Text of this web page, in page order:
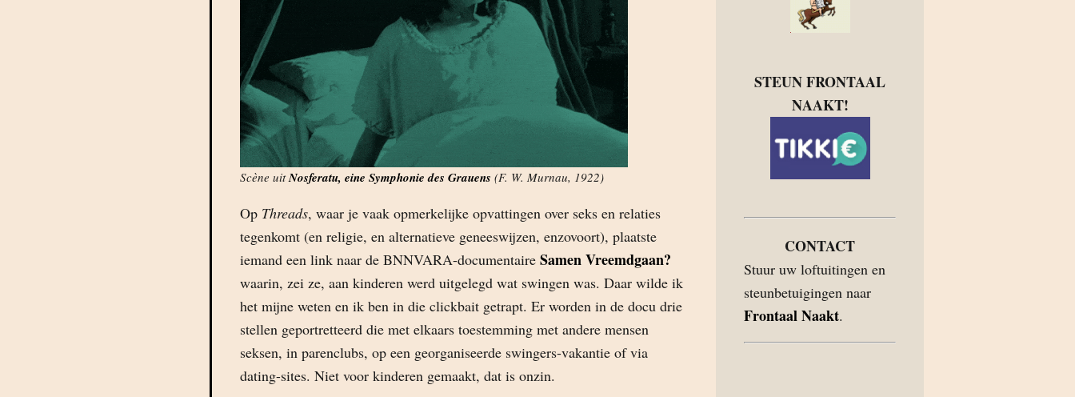
Scène uitNosferatu, eine Symphonie des Grauens (F. W. Murnau, 1922)
Op Threads, waar je vaak opmerkelijke opvattingen over seks en relaties
tegenkomt (en religie, en alternatieve geneeswijzen, enzovoort), plaatste
iemand een link naar de BNNVARA-documentaire Samen Vreemdgaan?
waarin, zei ze, aan kinderen werd uitgelegd wat swingen was. Daar wilde ik
het mijne weten en ik ben in die clickbait getrapt. Er worden in de docu drie
stellen geportretteerd die met elkaars toestemming met andere mensen
seksen, in parenclubs, op een georganiseerde swingers-vakantie of via
dating-sites. Niet voor kinderen gemaakt, dat is onzin.
STEUN FRONTAAL
NAAKT!
CONTACT
Stuur uw loftuitingen en
steunbetuigingen naar
Frontaal Naakt.